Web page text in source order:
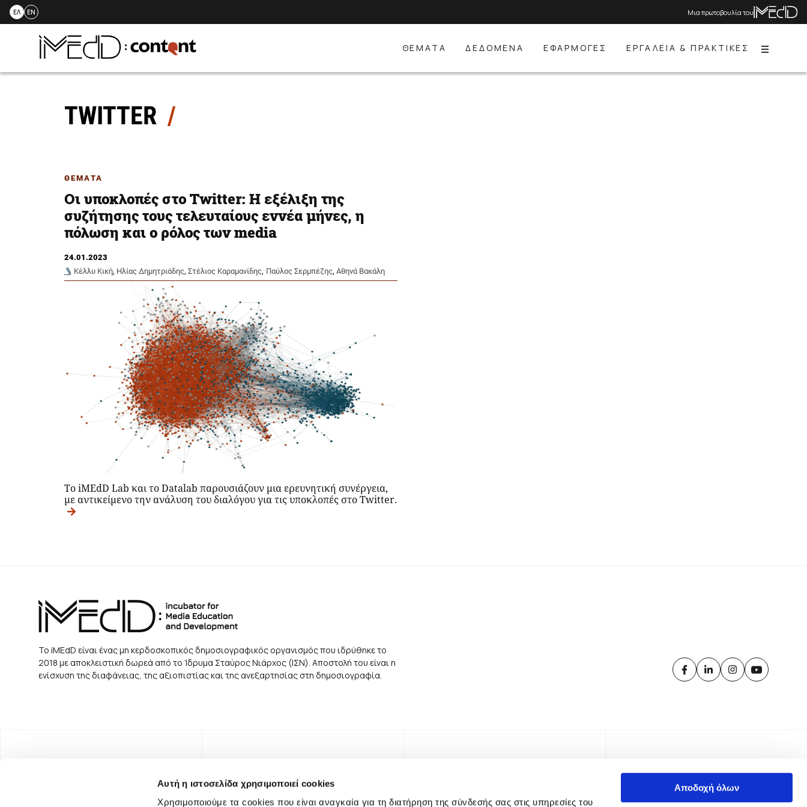
Αυτή η ιστοσελίδα χρησιμοποιεί cookies
Χρησιμοποιούμε τα cookies που είναι αναγκαία για τη διατήρηση της σύνδεσής σας στις υπηρεσίες του
Αποδοχή όλων
Skip
ΕΛ EN Μια πρωτοβουλία του
ΘΕΜΑΤΑ ΔΕΔΟΜΕΝΑ ΕΦΑΡΜΟΓΕΣ ΕΡΓΑΛΕΙΑ & ΠΡΑΚΤΙΚΕΣ Menu
TWITTER
ΘΕΜΑΤΑ
Oι υποκλοπές στο Twitter: Η εξέλιξη της
συζήτησης τους τελευταίους εννέα μήνες, η
πόλωση και ο ρόλος των media
24.01.2023
Κέλλυ Κική, Ηλίας Δημητριάδης, Στέλιος Καραμανίδης, Παύλος Σερμπέζης, Αθηνά Βακάλη
Το iMEdD Lab και το Datalab παρουσιάζουν μια ερευνητική συνέργεια,
με αντικείμενο την ανάλυση του διαλόγου για τις υποκλοπές στο Twitter.
Το iMEdD είναι ένας μη κερδοσκοπικός δημοσιογραφικός οργανισμός που ιδρύθηκε το
2018 με αποκλειστική δωρεά από το Ίδρυμα Σταύρος Νιάρχος (ΙΣΝ). Αποστολή του είναι η
ενίσχυση της διαφάνειας, της αξιοπιστίας και της ανεξαρτησίας στη δημοσιογραφία.